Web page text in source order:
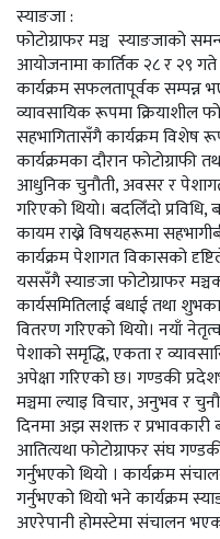
स्याङजा :
फोटोग्राफर मञ्च स्याङजाको
आयोजनामा कार्तिक २८ र २९
कार्यक्रम सफलतापूर्वक सम्पन्न
व्यावसायिक रूपमा क्रियाशील
सहभागितासँगै कार्यक्रम विशेष
कार्यक्रमका दौरान फोटोग्राफी
आधुनिक चुनौती, अवसर र
गरिएको थियो। बदलिँदो
कायम राख्ने विषयहरूमा
कार्यक्रम पेशागत विकासको
यससँगै स्याङजा फोटोग्राफर
कार्यसमितिलाई बधाई तथा
वितरण गरिएको थियो। नयाँ
पेशाको समृद्धि, एकता र
अपेक्षा गरिएको छ। गण्डकी
मञ्चमा ल्याइ विचार, अनुभव र
दिनमा अझ सशक्त र प्रभावकारी
आतित्यथा फोटोग्राफर संघ
गर्नुभएको थियो । कार्यक्रम
गर्नुभएको थियो भने कार्यक्रम
अएरेपानी होमस्टेमा संचालन